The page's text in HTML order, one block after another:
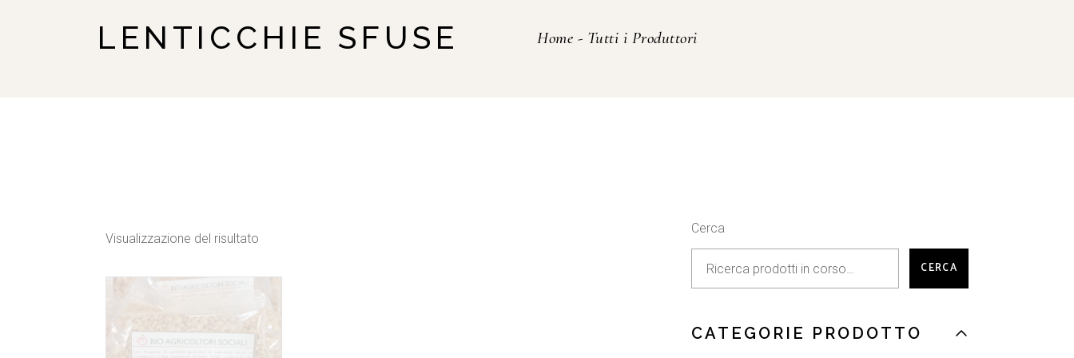
LENTICCHIE SFUSE Home - Tutti i Produttori
Visualizzazione del risultato
Cerca
CERCA
CATEGORIE PRODOTTO